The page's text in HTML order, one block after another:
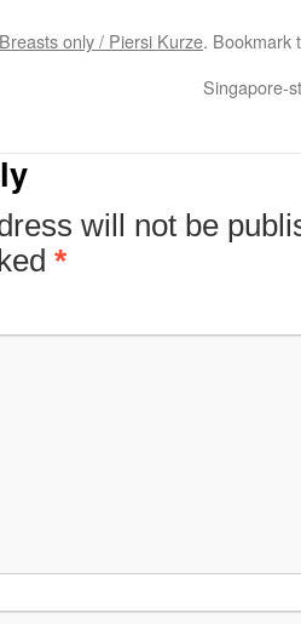
Breasts only / Piersi Kurze. Bookmark
Singapore-
will not be
*